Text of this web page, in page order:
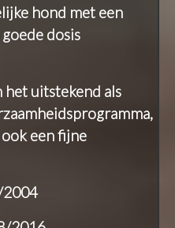
hond met een
dosis
het uitstekend als
een fijne